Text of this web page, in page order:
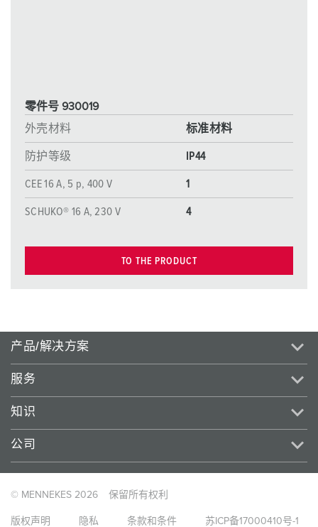
零件号 930019
外壳材料
标准材料
防护等级 IP44
CEE 16 A, 5 p, 400 V 1
SCHUKO® 16 A, 230 V 4
TO THE PRODUCT
产品/解决方案
服务
知识
公司
© MENNEKES 2026 保留所有权利
版权声明 隐私 条款和条件 苏ICP备17000410号-1